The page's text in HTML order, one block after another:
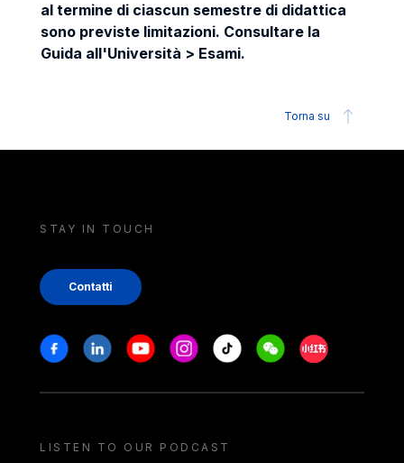
al termine di ciascun semestre di didattica
sono previste limitazioni. Consultare la
Guida all'Università > Esami.
Torna su
STAY IN TOUCH
Contatti
Stay in touch
FacebookLinkedinYoutubeInstagram
Tiktok WeechatXiaohongshu/
LISTEN TO OUR PODCAST